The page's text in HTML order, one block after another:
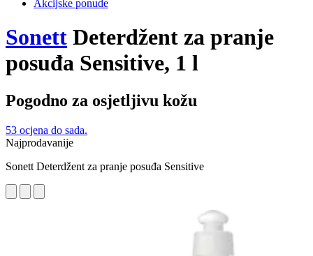
Akcijske ponude
Sonett Deterdžent za pranje
posuđa Sensitive, 1 l
Pogodno za osjetljivu kožu
53 ocjena do sada.
Najprodavanije
Sonett Deterdžent za pranje posuđa Sensitive